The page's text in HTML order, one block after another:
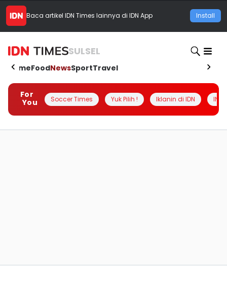
Baca artikel IDN Times lainnya di IDN App Install
SULSEL
HomeFoodNewsSportTravel
For
You
Soccer Times Yuk Pilih ! Iklanin di IDN